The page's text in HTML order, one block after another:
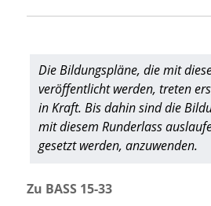
Die Bildungspläne, die mit
veröffentlicht werden, treten
in Kraft. Bis dahin sind die
mit diesem Runderlass
gesetzt werden, anzuwenden.
Zu BASS 15-33